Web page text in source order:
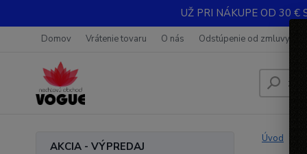
UŽ PRI NÁKUPE OD 30 €
Domov Vrátenie tovaru O nás Odstúpenie od zmluvy
AKCIA - VÝPREDAJ
Úvod